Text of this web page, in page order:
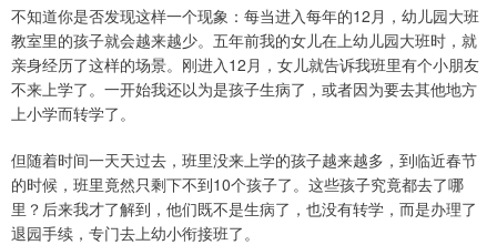
不知道你是否发现这样一个现象：每当进入每年的12月，幼儿园大班
教室里的孩子就会越来越少。五年前我的女儿在上幼儿园大班时，就
亲身经历了这样的场景。刚进入12月，女儿就告诉我班里有个小朋友
不来上学了。一开始我还以为是孩子生病了，或者因为要去其他地方
上小学而转学了。
但随着时间一天天过去，班里没来上学的孩子越来越多，到临近春节
的时候，班里竟然只剩下不到10个孩子了。这些孩子究竟都去了哪
里？后来我才了解到，他们既不是生病了，也没有转学，而是办理了
退园手续，专门去上幼小衔接班了。